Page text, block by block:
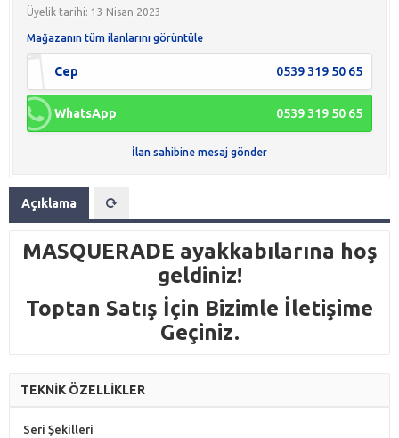
Üyelik tarihi: 13 Nisan 2023
Mağazanın tüm ilanlarını görüntüle
Cep 0539 319 50 65
WhatsApp 0539 319 50 65
İlan sahibine mesaj gönder
Açıklama
MASQUERADE ayakkabılarına hoş
geldiniz!
Toptan Satış İçin Bizimle İletişime
Geçiniz.
TEKNİK ÖZELLİKLER
Seri Şekilleri